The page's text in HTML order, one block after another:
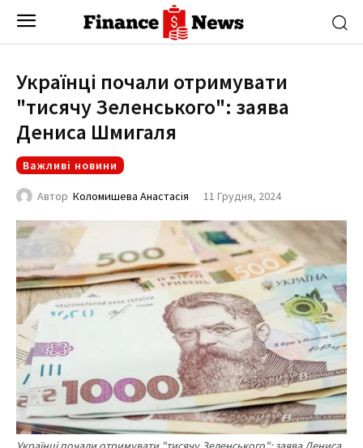
Українці почали отримувати
"тисячу Зеленського": заява
Дениса Шмигаля
Важливі новини
Автор Коломишева Анастасія 11 Грудня, 2024